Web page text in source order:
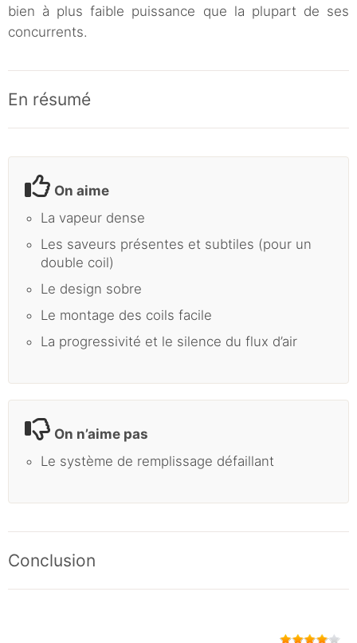
bien à plus faible puissance que la plupart de ses
concurrents.
En résumé
On aime
La vapeur dense
Les saveurs présentes et subtiles (pour un
double coil)
Le design sobre
Le montage des coils facile
La progressivité et le silence du flux d’air
On n’aime pas
Le système de remplissage défaillant
Conclusion